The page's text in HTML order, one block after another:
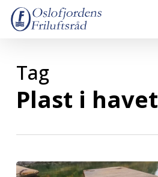
Skip
Tag
Plast i havet